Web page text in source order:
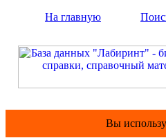
На главную
Вы